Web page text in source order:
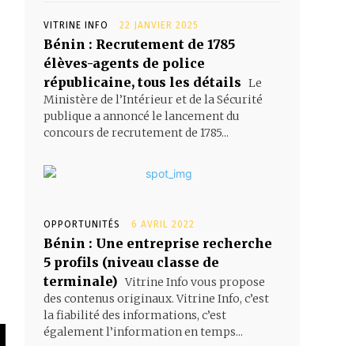
VITRINE INFO 22 JANVIER 2025
Bénin : Recrutement de 1785
élèves-agents de police
républicaine, tous les détails Le
Ministère de l’Intérieur et de la Sécurité
publique a annoncé le lancement du
concours de recrutement de 1785...
OPPORTUNITÉS 6 AVRIL 2022
Bénin : Une entreprise recherche
5 profils (niveau classe de
terminale) Vitrine Info vous propose
des contenus originaux. Vitrine Info, c’est
la fiabilité des informations, c’est
également l’information en temps...